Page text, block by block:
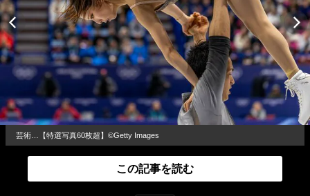
芸術…【特選写真60枚超】©Getty Images
この記事を読む